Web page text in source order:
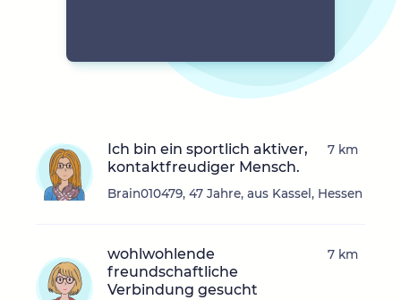
Ich bin ein sportlich aktiver,
kontaktfreudiger Mensch.
Brain010479, 47 Jahre, aus Kassel, Hessen
7 km
wohlwohlende
freundschaftliche
Verbindung gesucht
7 km